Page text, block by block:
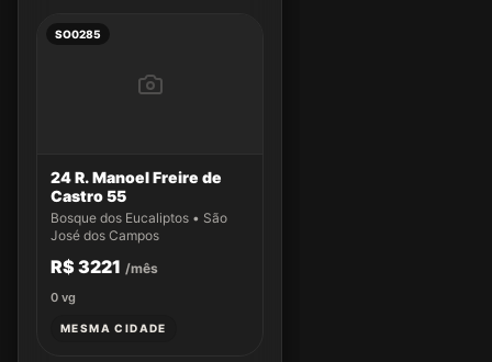
SO0285
24 R. Manoel Freire de
Castro 55
Bosque dos Eucaliptos • São
José dos Campos
R$ 3221 /mês
0 vg
MESMA CIDADE